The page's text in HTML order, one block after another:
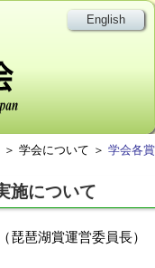
English
＞ 学会について ＞ 学会各賞
施について
琵琶湖賞運営委員長）